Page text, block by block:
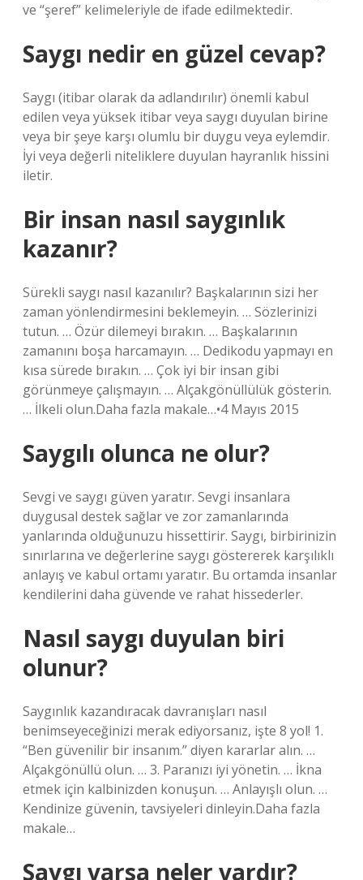
ve “şeref” kelimeleriyle de ifade edilmektedir.
Saygı nedir en güzel cevap?
Saygı (itibar olarak da adlandırılır) önemli kabul
edilen veya yüksek itibar veya saygı duyulan birine
veya bir şeye karşı olumlu bir duygu veya eylemdir.
İyi veya değerli niteliklere duyulan hayranlık hissini
iletir.
Bir insan nasıl saygınlık
kazanır?
Sürekli saygı nasıl kazanılır? Başkalarının sizi her
zaman yönlendirmesini beklemeyin. … Sözlerinizi
tutun. … Özür dilemeyi bırakın. … Başkalarının
zamanını boşa harcamayın. … Dedikodu yapmayı en
kısa sürede bırakın. … Çok iyi bir insan gibi
görünmeye çalışmayın. … Alçakgönüllülük gösterin.
… İlkeli olun.Daha fazla makale…•4 Mayıs 2015
Saygılı olunca ne olur?
Sevgi ve saygı güven yaratır. Sevgi insanlara
duygusal destek sağlar ve zor zamanlarında
yanlarında olduğunuzu hissettirir. Saygı, birbirinizin
sınırlarına ve değerlerine saygı göstererek karşılıklı
anlayış ve kabul ortamı yaratır. Bu ortamda insanlar
kendilerini daha güvende ve rahat hissederler.
Nasıl saygı duyulan biri
olunur?
Saygınlık kazandıracak davranışları nasıl
benimseyeceğinizi merak ediyorsanız, işte 8 yol! 1.
“Ben güvenilir bir insanım.” diyen kararlar alın. …
Alçakgönüllü olun. … 3. Paranızı iyi yönetin. … İkna
etmek için kalbinizden konuşun. … Anlayışlı olun. …
Kendinize güvenin, tavsiyeleri dinleyin.Daha fazla
makale…
Saygı varsa neler vardır?